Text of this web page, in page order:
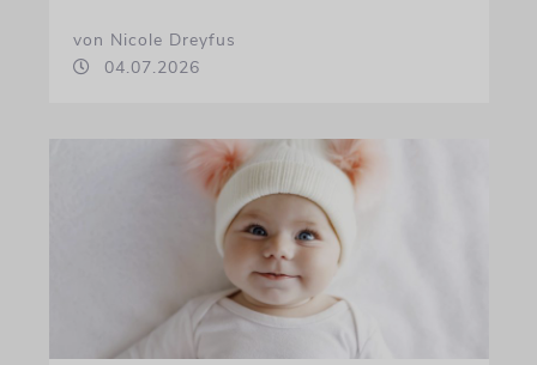
von Nicole Dreyfus
04.07.2026